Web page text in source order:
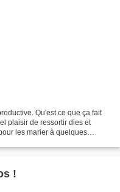
Qu'est ce que ça fait
plaisir de ressortir dies et
les marier à quelques
!